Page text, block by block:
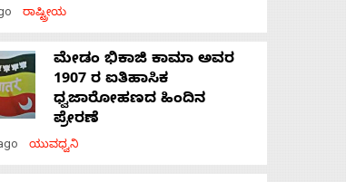
ರಾಷ್ಟ್ರೀಯ
ಮೇಡಂ ಭಿಕಾಜಿ ಕಾಮಾ ಅವರ
1907 ರ ಐತಿಹಾಸಿಕ
ಧ್ವಜಾರೋಹಣದ ಹಿಂದಿನ
ಪ್ರೇರಣೆ
ಯುವಧ್ವನಿ